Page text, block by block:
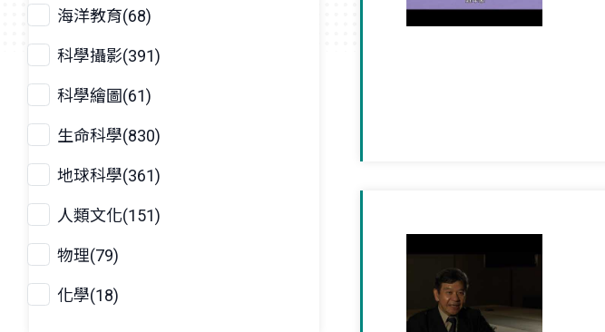
海洋教育(68)
科學攝影(391)
科學繪圖(61)
生命科學(830)
地球科學(361)
人類文化(151)
物理(79)
化學(18)